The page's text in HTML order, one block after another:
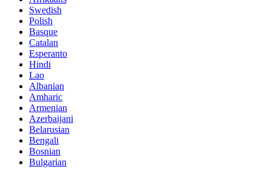
Swedish
Polish
Basque
Catalan
Esperanto
Hindi
Lao
Albanian
Amharic
Armenian
Azerbaijani
Belarusian
Bengali
Bosnian
Bulgarian